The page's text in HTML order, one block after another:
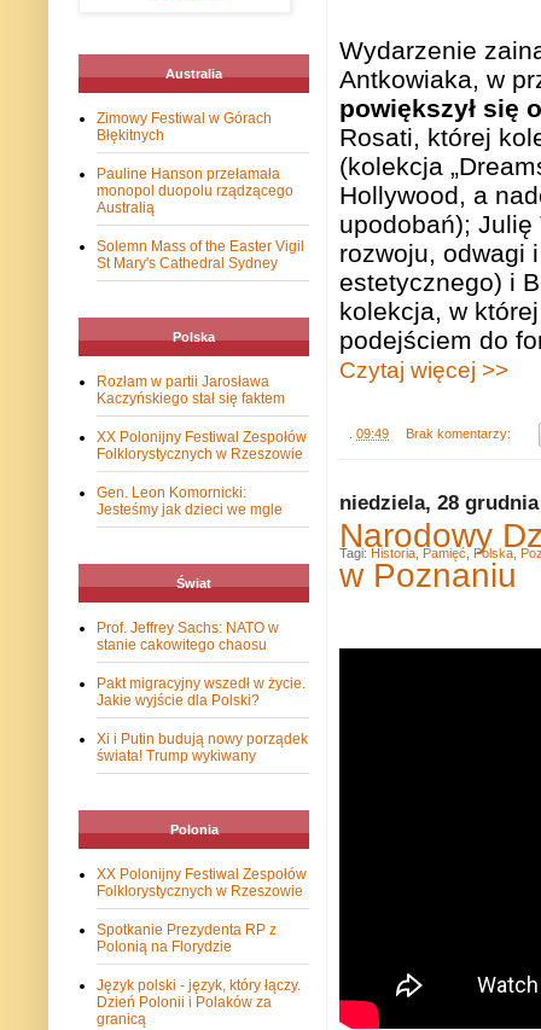
Wydarzenie
Antkowiaka, w
powiększył się
Rosati, której
(kolekcja
Hollywood, a
upodobań); Julię
rozwoju, odwagi
estetycznego) i
kolekcja, w
podejściem do
Czytaj więcej >>
09:49 Brak komentarzy:
niedziela, 28 grudnia
Narodowy
w Poznaniu
Tagi: Historia Pamięć Polska
Australia
Zimowy Festiwal w Górach
Błękitnych
Pauline Hanson przełamała
monopol duopolu rządzącego
Australią
Solemn Mass of the Easter Vigil
St Mary's Cathedral Sydney
Polska
Rozłam w partii Jarosława
Kaczyńskiego stał się faktem
XX Polonijny Festiwal Zespołów
Folklorystycznych w Rzeszowie
Gen. Leon Komornicki:
Jesteśmy jak dzieci we mgle
Świat
Prof. Jeffrey Sachs: NATO w
stanie cakowitego chaosu
Pakt migracyjny wszedł w życie.
Jakie wyjście dla Polski?
Xi i Putin budują nowy porządek
świata! Trump wykiwany
Polonia
XX Polonijny Festiwal Zespołów
Folklorystycznych w Rzeszowie
Spotkanie Prezydenta RP z
Polonią na Florydzie
Język polski - język, który łączy.
Dzień Polonii i Polaków za
granicą